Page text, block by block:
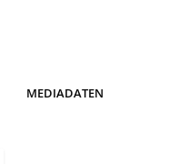
MEDIADATEN